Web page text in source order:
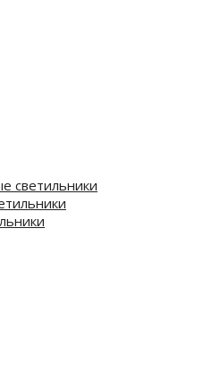
светильники